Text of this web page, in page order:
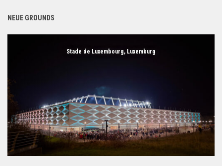
NEUE GROUNDS
Stade de Luxembourg, Luxemburg